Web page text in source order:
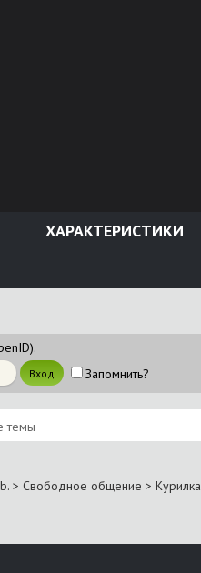
ХАРАКТЕРИСТИКИ
Запомнить?
темы
> Свободное общение > Курилка